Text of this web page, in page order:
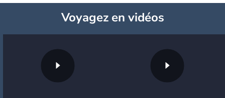
Voyagezen vidéos